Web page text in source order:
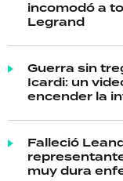
incomodó a
Legrand
Guerra sin
Icardi: un
encender la
Falleció
muy dura